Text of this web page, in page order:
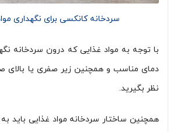
سردخانه کانکسی برای نگهداری
با توجه به مواد غذایی که درون سردخانه
دمای مناسب و همچنین زیر صفری یا بالای
نظر بگیرید.
همچنین ساختار سردخانه مواد غذایی باید